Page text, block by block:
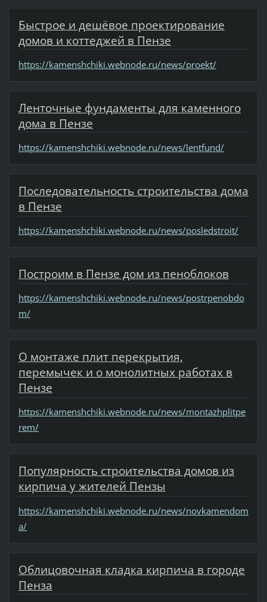
Быстрое и дешёвое проектирование
домов и коттеджей в Пензе
https://kamenshchiki.webnode.ru/news/proekt/
Ленточные фундаменты для каменного
дома в Пензе
https://kamenshchiki.webnode.ru/news/lentfund/
Последовательность строительства дома
в Пензе
https://kamenshchiki.webnode.ru/news/posledstroit/
Построим в Пензе дом из пеноблоков
https://kamenshchiki.webnode.ru/news/postrpenobdo
m/
О монтаже плит перекрытия,
перемычек и о монолитных работах в
Пензе
https://kamenshchiki.webnode.ru/news/montazhplitpe
rem/
Популярность строительства домов из
кирпича у жителей Пензы
https://kamenshchiki.webnode.ru/news/novkamendom
a/
Облицовочная кладка кирпича в городе
Пенза